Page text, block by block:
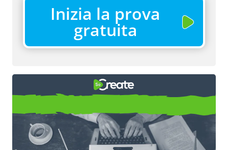
Inizia la prova
gratuita
Esempi di Trattamenti
Cinematografici